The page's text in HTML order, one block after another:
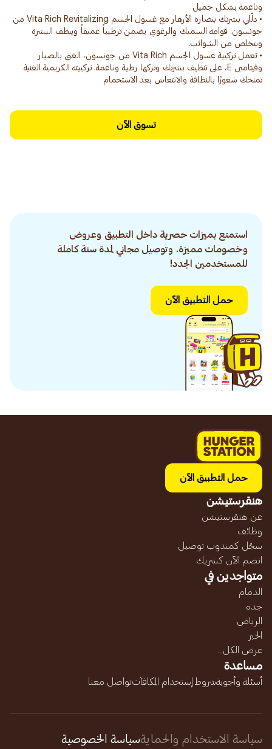
• دلّلي بشرتك بنضارة الأزهار مع غسول الجسم Vita Rich Revitalizing من
جونسون. قوامه السميك والرغوي يضمن ترطيباً عميقاً وينظف البشرة
• تعمل تركيبة غسول الجسم Vita Rich من جونسون، الغني بالصبار
وفيتامين E، على تنظيف بشرتك وتركها رطبة وناعمة. تركيبته الكريمية الغنية
تمنحك شعورًا بالنظافة والانتعاش بعد الاستحمام
تسوق الآن
استمتع بميزات حصرية داخل التطبيق وعروض
وخصومات مميزة. وتوصيل مجاني لمدة سنة كاملة
للمستخدمين الجدد!
حمل التطبيق الآن
حمل التطبيق الآن
هنقرستيشن
عن هنقرستيشن
وظائف
سجّل كمندوب توصيل
انضم الآن كشريك
متواجدين في
الدمام
جده
الرياض
الخبر
عرض الكل...
مساعدة
أسئلة وأجوبةشروط إستخدام المكافآتتواصل معنا
سياسة الاستخدام والحمايةسياسة الخصوصية